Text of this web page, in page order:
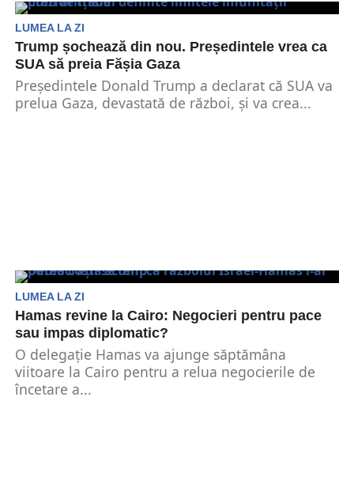
LUMEA LA ZI
Trump șochează din nou. Președintele vrea ca
SUA să preia Fășia Gaza
Președintele Donald Trump a declarat că SUA va
prelua Gaza, devastată de război, și va crea...
LUMEA LA ZI
Hamas revine la Cairo: Negocieri pentru pace
sau impas diplomatic?
O delegație Hamas va ajunge săptămâna
viitoare la Cairo pentru a relua negocierile de
încetare a...